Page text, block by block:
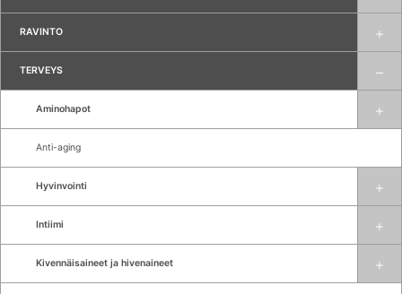
RAVINTO
TERVEYS
Aminohapot
Anti-aging
Hyvinvointi
Intiimi
Kivennäisaineet ja hivenaineet